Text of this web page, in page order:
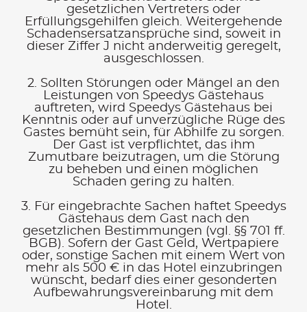
gesetzlichen Vertreters oder
Erfüllungsgehilfen gleich. Weitergehende
Schadensersatzansprüche sind, soweit in
dieser Ziffer J nicht anderweitig geregelt,
ausgeschlossen.
2. Sollten Störungen oder Mängel an den
Leistungen von Speedys Gästehaus
auftreten, wird Speedys Gästehaus bei
Kenntnis oder auf unverzügliche Rüge des
Gastes bemüht sein, für Abhilfe zu sorgen.
Der Gast ist verpflichtet, das ihm
Zumutbare beizutragen, um die Störung
zu beheben und einen möglichen
Schaden gering zu halten.
3. Für eingebrachte Sachen haftet Speedys
Gästehaus dem Gast nach den
gesetzlichen Bestimmungen (vgl. §§ 701 ff.
BGB). Sofern der Gast Geld, Wertpapiere
oder, sonstige Sachen mit einem Wert von
mehr als 500 € in das Hotel einzubringen
wünscht, bedarf dies einer gesonderten
Aufbewahrungsvereinbarung mit dem
Hotel.